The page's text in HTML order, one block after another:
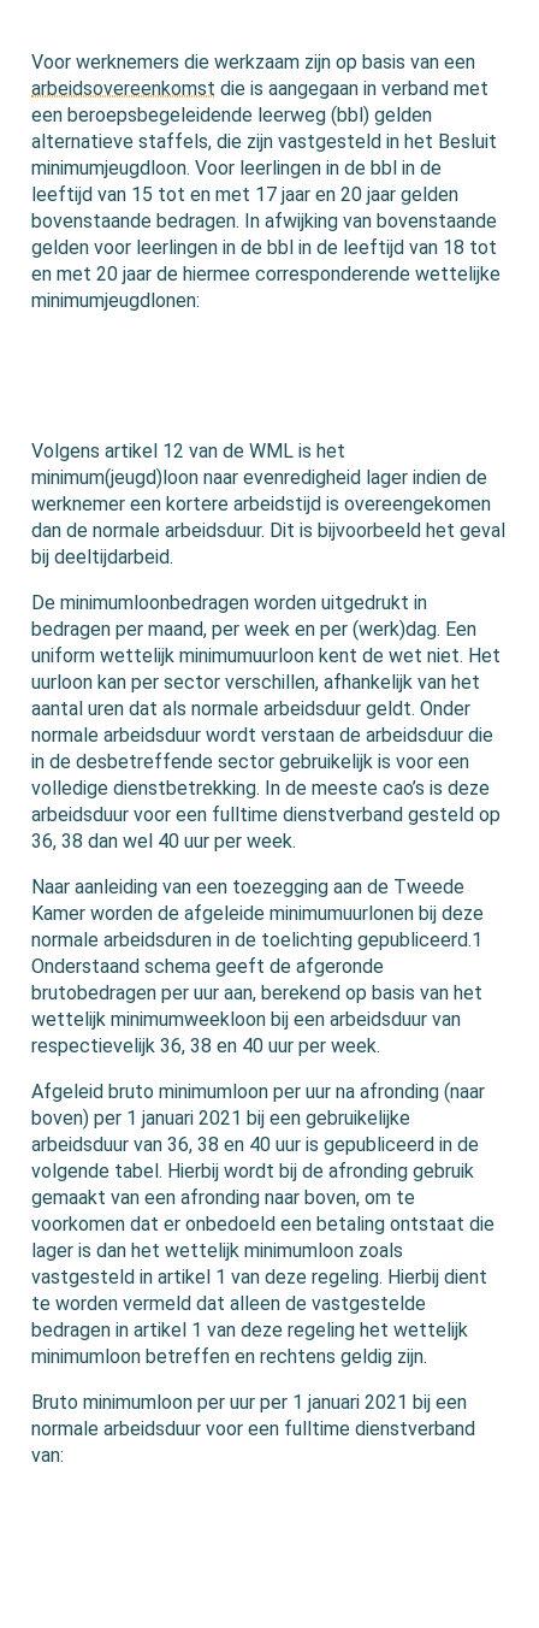
Voor werknemers die werkzaam zijn op basis van een
arbeidsovereenkomst die is aangegaan in verband met
een beroepsbegeleidende leerweg (bbl) gelden
alternatieve staffels, die zijn vastgesteld in het Besluit
minimumjeugdloon. Voor leerlingen in de bbl in de
leeftijd van 15 tot en met 17 jaar en 20 jaar gelden
bovenstaande bedragen. In afwijking van bovenstaande
gelden voor leerlingen in de bbl in de leeftijd van 18 tot
en met 20 jaar de hiermee corresponderende wettelijke
minimumjeugdlonen:
Volgens artikel 12 van de WML is het
minimum(jeugd)loon naar evenredigheid lager indien de
werknemer een kortere arbeidstijd is overeengekomen
dan de normale arbeidsduur. Dit is bijvoorbeeld het geval
bij deeltijdarbeid.
De minimumloonbedragen worden uitgedrukt in
bedragen per maand, per week en per (werk)dag. Een
uniform wettelijk minimumuurloon kent de wet niet. Het
uurloon kan per sector verschillen, afhankelijk van het
aantal uren dat als normale arbeidsduur geldt. Onder
normale arbeidsduur wordt verstaan de arbeidsduur die
in de desbetreffende sector gebruikelijk is voor een
volledige dienstbetrekking. In de meeste cao’s is deze
arbeidsduur voor een fulltime dienstverband gesteld op
36, 38 dan wel 40 uur per week.
Naar aanleiding van een toezegging aan de Tweede
Kamer worden de afgeleide minimumuurlonen bij deze
normale arbeidsduren in de toelichting gepubliceerd.1
Onderstaand schema geeft de afgeronde
brutobedragen per uur aan, berekend op basis van het
wettelijk minimumweekloon bij een arbeidsduur van
respectievelijk 36, 38 en 40 uur per week.
Afgeleid bruto minimumloon per uur na afronding (naar
boven) per 1 januari 2021 bij een gebruikelijke
arbeidsduur van 36, 38 en 40 uur is gepubliceerd in de
volgende tabel. Hierbij wordt bij de afronding gebruik
gemaakt van een afronding naar boven, om te
voorkomen dat er onbedoeld een betaling ontstaat die
lager is dan het wettelijk minimumloon zoals
vastgesteld in artikel 1 van deze regeling. Hierbij dient
te worden vermeld dat alleen de vastgestelde
bedragen in artikel 1 van deze regeling het wettelijk
minimumloon betreffen en rechtens geldig zijn.
Bruto minimumloon per uur per 1 januari 2021 bij een
normale arbeidsduur voor een fulltime dienstverband
van: